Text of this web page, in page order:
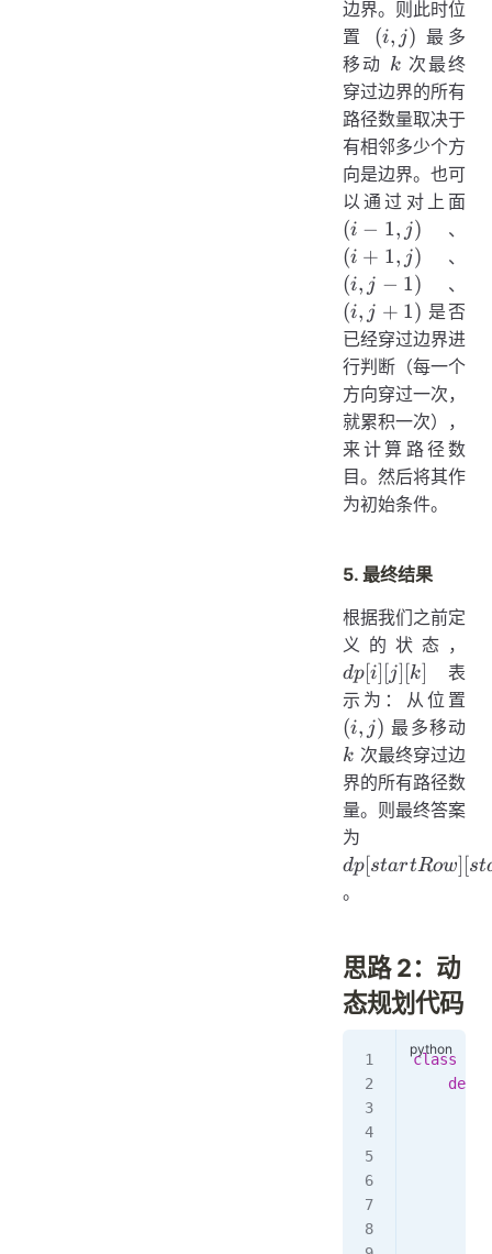
边界。则此时位
置 (i,
j)
(i, j) 最多
移动 k
k 次最终
穿过边界的所有
路径数量取决于
有相邻多少个方
向是边界。也可
以通过对上面
(i − 1, j) 、
(i + 1, j) 、
(i, j − 1) 、
(i, j + 1) 是否
已经穿过边界进
行判断（每一个
方向穿过一次，
就累积一次），
来计算路径数
目。然后将其作
为初始条件。
5. 最终结果
根据我们之前定
义的状态，
dp[i] [j] [k] 表
示为：从位置
(i, j) 最多移动
k
k 次最终穿过边
界的所有路径数
量。则最终答案
为
[startColumn]
dp[startRow] [st
。
思路 2：动
态规划代码
class
    def